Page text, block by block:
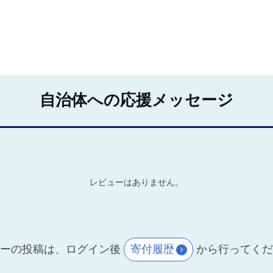
自治体への応援メッセージ
レビューはありません。
の投稿は、ログイン後 寄付履歴 から行ってく